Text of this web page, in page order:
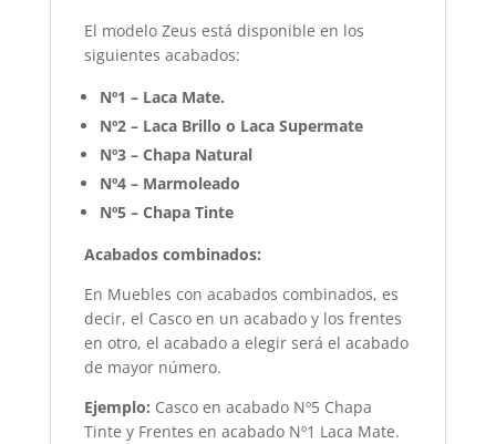
El modelo Zeus está disponible en los
siguientes acabados:
Nº1 – Laca Mate.
Nº2 – Laca Brillo o Laca Supermate
Nº3 – Chapa Natural
Nº4 – Marmoleado
Nº5 – Chapa Tinte
Acabados combinados:
En Muebles con acabados combinados, es
decir, el Casco en un acabado y los frentes
en otro, el acabado a elegir será el acabado
de mayor número.
Ejemplo: Casco en acabado Nº5 Chapa
Tinte y Frentes en acabado Nº1 Laca Mate.